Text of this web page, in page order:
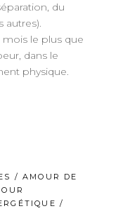
du
autres).
le plus que
dans le
physique.
/AMOUR DE
/